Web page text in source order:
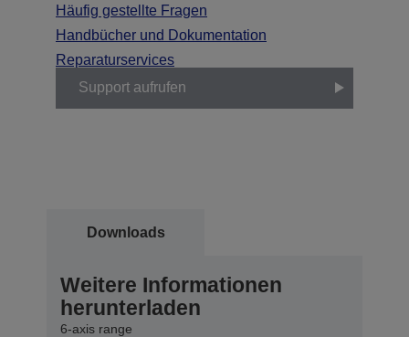
Häufig gestellte Fragen
Handbücher und Dokumentation
Reparaturservices
Support aufrufen
Downloads
Weitere Informationen
herunterladen
6-axis range